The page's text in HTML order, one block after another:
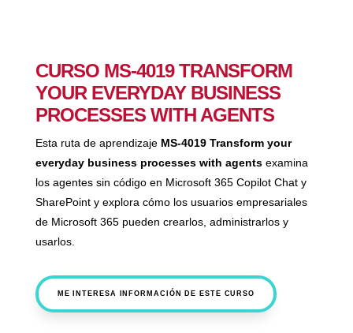
CURSO MS-4019 TRANSFORM
YOUR EVERYDAY BUSINESS
PROCESSES WITH AGENTS
Esta ruta de aprendizaje MS-4019 Transform your
everyday business processes with agentsexamina
los agentes sin código en Microsoft 365 Copilot Chat y
SharePoint y explora cómo los usuarios empresariales
de Microsoft 365 pueden crearlos, administrarlos y
usarlos.
ME INTERESA INFORMACIÓN DE ESTE CURSO